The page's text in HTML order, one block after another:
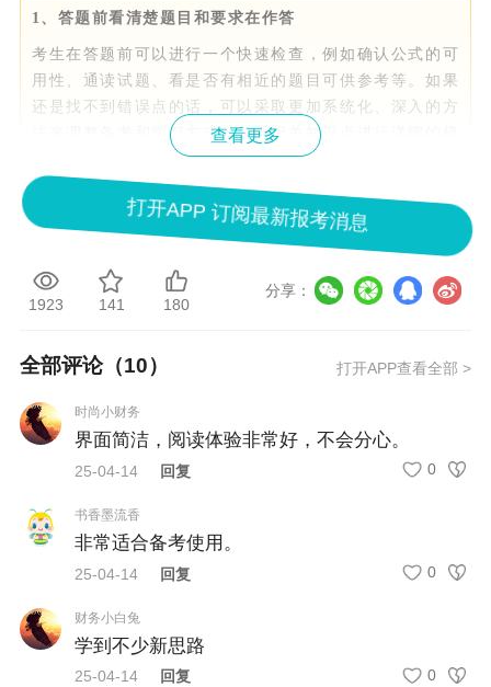
1、答题前看清楚题目和要求在作答
考生在答题前可以进行一个快速检查，例如确认公式的可
用性、通读试题、看是否有相近的题目可供参考等。如果
还是找不到错误点的话，可以采取更加系统化、深入的方
法来调整备考和学习方式：对于相关知识点进行详细的梳
理和研究，通过老师指导和培训掌握解题技巧以及进行反
复练习，构建属于自己的知识体系等。
2、及时回顾课程及教材
对于基础掌握不是很好的考生，在做题与练习过程中应做
到及时回顾课程、教材及资料。加深对知识点的了解，并
培养整理错题的习惯，及时查缺补漏。这不但有利于清晰
的特点。
3、重视答案及解析
出现做题一看就会，一做就错的原因，还可能是因为考生
忽略了一个重要部分——答案解析，解析的作用不仅在于
解题策略，从中提炼出同一类型题的解题方法。
4、总结积累答题方法
一要掌握做题程序，二要看清题目要求，三要条理清晰、
语言简练、把握关键词。做题时首先看题目要求，切忌长
篇大论，答不到关键点上。同时涉及计算的知识点比较集
中，相关的题目和考核方式都比较固定，要学会总结相
查看更多
打开APP 订阅最新报考消息
1923 141 180
分享：
全部评论（10） 打开APP查看全部 >
时尚小财务
界面简洁，阅读体验非常好，不会分心。
25-04-14 回复 0
书香墨流香
非常适合备考使用。
25-04-14 回复 0
财务小白兔
学到不少新思路
25-04-14 回复 0